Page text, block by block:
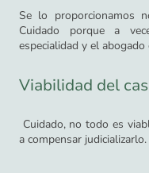
Se lo proporcionamos
Cuidado porque a
especialidad y el
Viabilidad del
Cuidado, no todo es
a compensar